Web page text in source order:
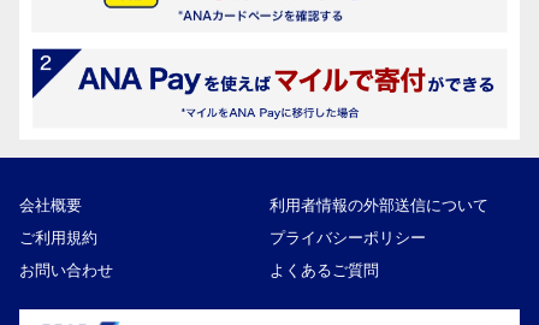
会社概要
利用者情報の外部送信について
ご利用規約
プライバシーポリシー
お問い合わせ
よくあるご質問